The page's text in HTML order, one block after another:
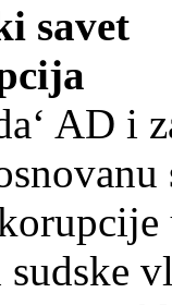
savet
AD i
sudske